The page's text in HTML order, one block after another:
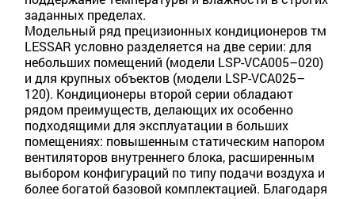
заданных пределах.
Модельный ряд прецизионных кондиционеров тм
LESSAR условно разделяется на две серии: для
небольших помещений (модели LSP-VCA005–020)
и для крупных объектов (модели LSP-VCA025–
120). Кондиционеры второй серии обладают
рядом преимуществ, делающих их особенно
подходящими для эксплуатации в больших
помещениях: повышенным статическим напором
вентиляторов внутреннего блока, расширенным
выбором конфигураций по типу подачи воздуха и
более богатой базовой комплектацией. Благодаря